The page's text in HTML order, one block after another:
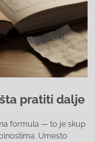
pratiti dalje
formula — to je skup
Umesto